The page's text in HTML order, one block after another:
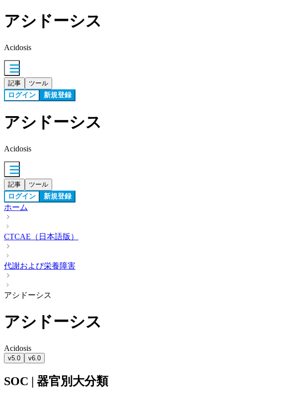
アシドーシス
Acidosis
記事 ツール
ログイン 新規登録
アシドーシス
Acidosis
記事 ツール
ログイン 新規登録
ホーム
CTCAE（日本語版）
代謝および栄養障害
アシドーシス
アシドーシス
Acidosis
v5.0 v6.0
SOC | 器官別大分類